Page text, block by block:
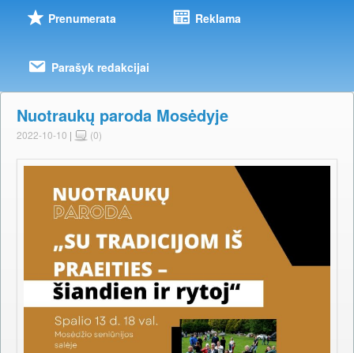
Prenumerata Reklama
Parašyk redakcijai
Nuotraukų paroda Mosėdyje
2022-10-10 | (0)